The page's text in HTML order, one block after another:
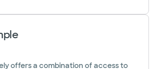
offers a combination of access to